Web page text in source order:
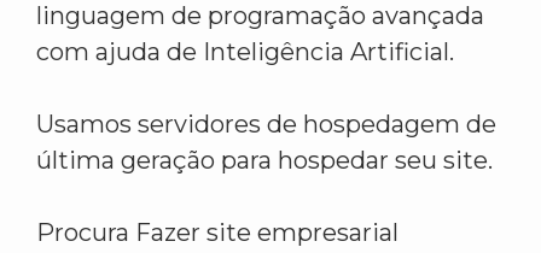
linguagem de programação avançada
com ajuda de Inteligência Artificial.
Usamos servidores de hospedagem de
última geração para hospedar seu site.
Procura Fazer site empresarial